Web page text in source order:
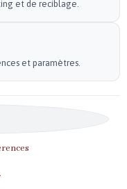
et de reciblage.
et paramètres.